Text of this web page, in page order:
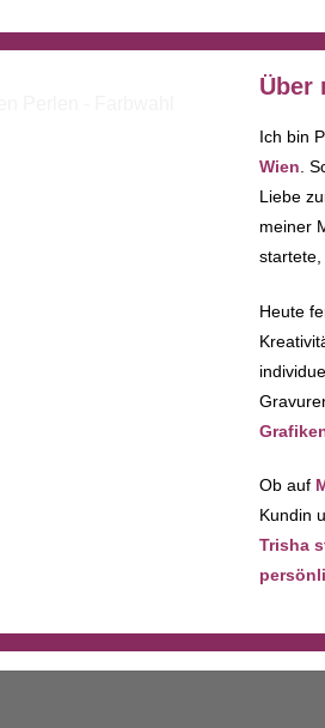
Über
Ich bin
Wien .
Liebe
meiner
startete,
Heute
Ob auf
Kundin
Trisha